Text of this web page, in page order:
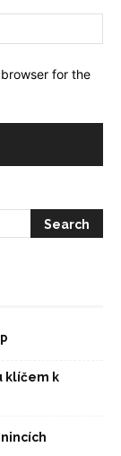
for the
klíčem k